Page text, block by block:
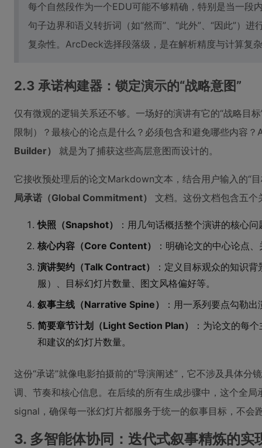
每个自然段作为一个EDU可能不够精确，特别是当一段
句子边界和语义转折词（如“然而”、“此外”、“因此”）
复杂性。ArcDeck选择段落级，是在解析精度与计算复
2.3 承诺构建器：锁定演示的“战略意图”
仅有微观的逻辑关系还不够。一场好的演讲有它的“战略目
限制）？最核心的论点是什么？必须包含和避免哪些内容
Builder）
就是为了捕获这些高层意图而设计的。
它接收预处理后的论文Markdown文本，结合用户输入的“
局承诺（Global Commitment）
文档。这份文档包含五个
快照（Snapshot）
：用几句话概括整个演讲的核心
核心内容（Core Content）
：明确论文的中心论点
演讲契约（Talk Contract）
：定义目标观众的知识
服）、目标幻灯片数量、图文风格偏好等。
叙事主线（Narrative Spine）
：用一系列要点勾勒
简要章节计划（Light Section Plan）
：为论文的每
和建议的幻灯片数量。
这份“承诺”就像电影拍摄前的“导演阐述”，它不涉及具体分
调、节奏和核心信息。在后续的所有生成步骤中，这个全
signal，确保每一张幻灯片都服务于统一的叙事目标，不会
3. 多智能体协同：迭代式叙事精炼的实